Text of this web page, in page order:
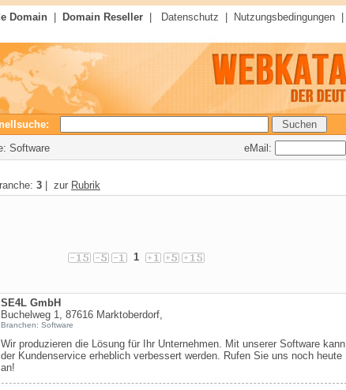
Domain Domain Reseller Datenschutz Nutzungsbedingungen
Software
eMail:
3 | zur Rubrik
1
SE4L GmbH
Buchelweg 1, 87616 Marktoberdorf,
Branchen: Software
Wir produzieren die Lösung für Ihr Unternehmen. Mit unserer Software kann
der Kundenservice erheblich verbessert werden. Rufen Sie uns noch heute
an!